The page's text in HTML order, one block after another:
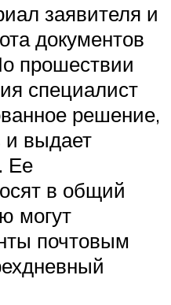
заявителя и
документов
прошествии
специалист
решение,
и выдает
Ее
в общий
могут
почтовым